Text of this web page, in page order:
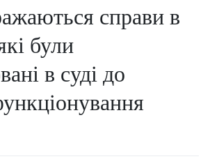
справи в
були
в суді до